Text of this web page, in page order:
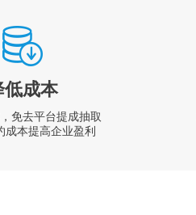
低成本
免去平台提成抽取
成本提高企业盈利